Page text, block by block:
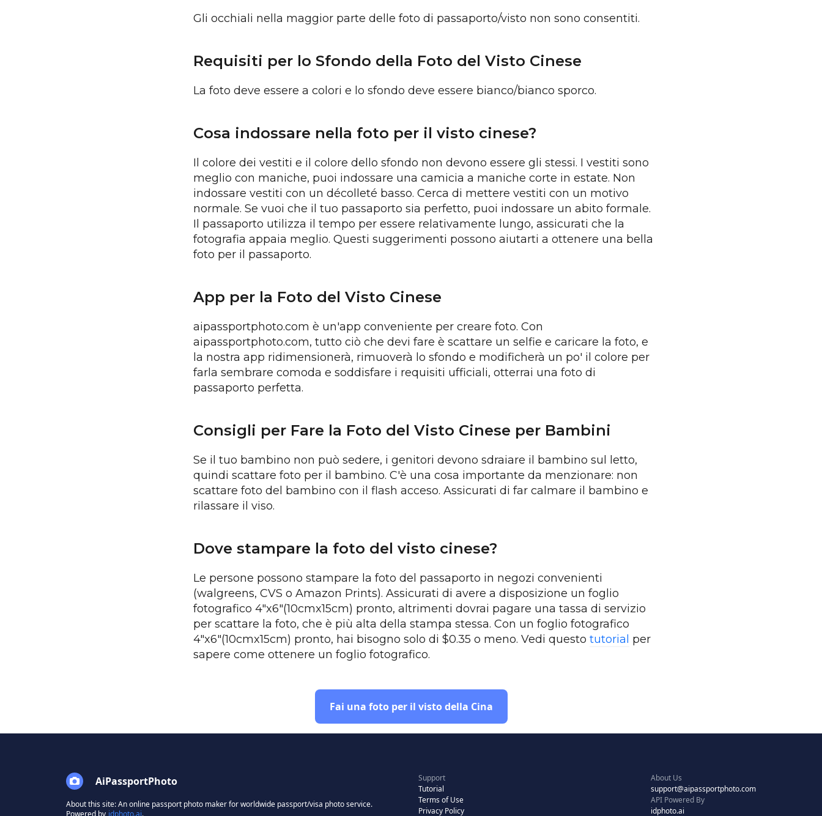
Gli occhiali nella maggior parte delle foto di passaporto/visto non sono consentiti.
Requisiti per lo Sfondo della Foto del Visto Cinese
La foto deve essere a colori e lo sfondo deve essere bianco/bianco sporco.
Cosa indossare nella foto per il visto cinese?
Il colore dei vestiti e il colore dello sfondo non devono essere gli stessi. I vestiti sono
meglio con maniche, puoi indossare una camicia a maniche corte in estate. Non
indossare vestiti con un décolleté basso. Cerca di mettere vestiti con un motivo
normale. Se vuoi che il tuo passaporto sia perfetto, puoi indossare un abito formale.
Il passaporto utilizza il tempo per essere relativamente lungo, assicurati che la
fotografia appaia meglio. Questi suggerimenti possono aiutarti a ottenere una bella
foto per il passaporto.
App per la Foto del Visto Cinese
aipassportphoto.com è un'app conveniente per creare foto. Con
aipassportphoto.com, tutto ciò che devi fare è scattare un selfie e caricare la foto, e
la nostra app ridimensionerà, rimuoverà lo sfondo e modificherà un po' il colore per
farla sembrare comoda e soddisfare i requisiti ufficiali, otterrai una foto di
passaporto perfetta.
Consigli per Fare la Foto del Visto Cinese per Bambini
Se il tuo bambino non può sedere, i genitori devono sdraiare il bambino sul letto,
quindi scattare foto per il bambino. C'è una cosa importante da menzionare: non
scattare foto del bambino con il flash acceso. Assicurati di far calmare il bambino e
rilassare il viso.
Dove stampare la foto del visto cinese?
Le persone possono stampare la foto del passaporto in negozi convenienti
(walgreens, CVS o Amazon Prints). Assicurati di avere a disposizione un foglio
fotografico 4"x6"(10cmx15cm) pronto, altrimenti dovrai pagare una tassa di servizio
per scattare la foto, che è più alta della stampa stessa. Con un foglio fotografico
4"x6"(10cmx15cm) pronto, hai bisogno solo di $0.35 o meno. Vedi questotutorial per
sapere come ottenere un foglio fotografico.
Fai una foto per il visto della Cina
AiPassportPhoto
About this site: An online passport photo maker for worldwide passport/visa photo service.
Support
Tutorial
Terms of Use
Privacy Policy
About Us
support@aipassportphoto.com
API Powered By
idphoto.ai